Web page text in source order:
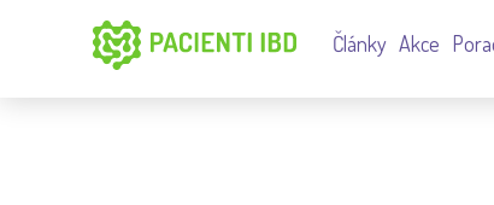
Články Akce